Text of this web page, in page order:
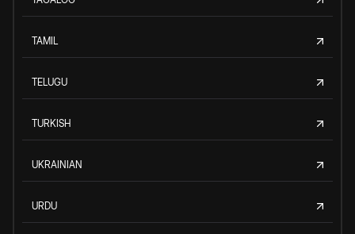
TAMIL
TELUGU
TURKISH
UKRAINIAN
URDU